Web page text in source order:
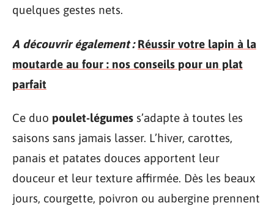
quelques gestes nets.
A découvrir également : Réussir votre lapin à la
moutarde au four : nos conseils pour un plat
parfait
Ce duo poulet-légumes s’adapte à toutes les
saisons sans jamais lasser. L’hiver, carottes,
panais et patates douces apportent leur
douceur et leur texture affirmée. Dès les beaux
jours, courgette, poivron ou aubergine prennent